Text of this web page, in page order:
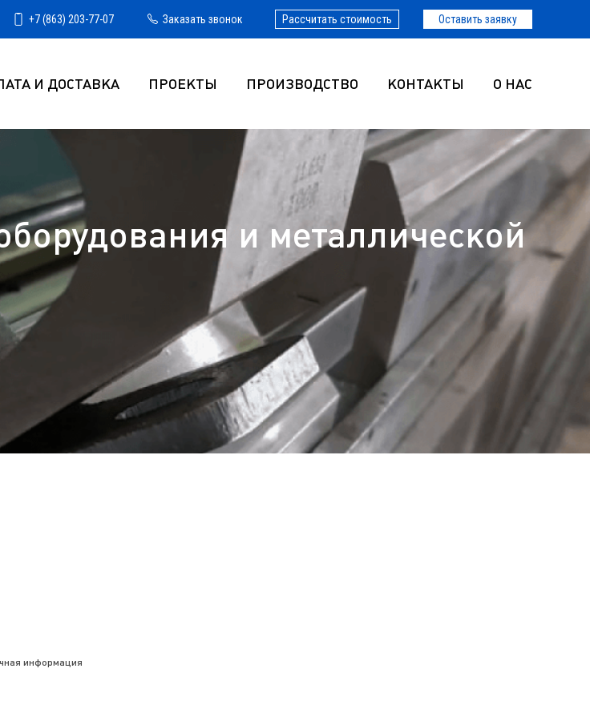
+7 (863) 203-77-07 Заказать звонок Рассчитать стоимость Оставить заявку
И ДОСТАВКА ПРОЕКТЫ ПРОИЗВОДСТВО КОНТАКТЫ О НАС
и металлической
информация